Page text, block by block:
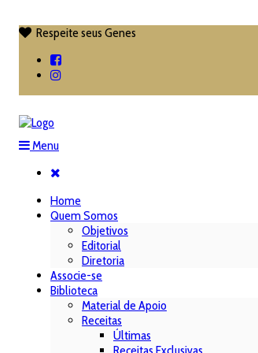
 Respeite seus Genes
Menu
Home
Quem Somos
Objetivos
Editorial
Diretoria
Associe-se
Biblioteca
Material de Apoio
Receitas
Últimas